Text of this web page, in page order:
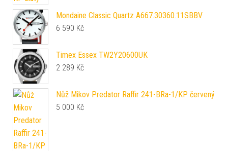
Mondaine Classic Quartz A667.30360.11SBBV
6 590 Kč
Timex Essex TW2Y20600UK
2 289 Kč
Nůž Mikov Predator Raffir 241-BRa-1/KP červený
5 000 Kč